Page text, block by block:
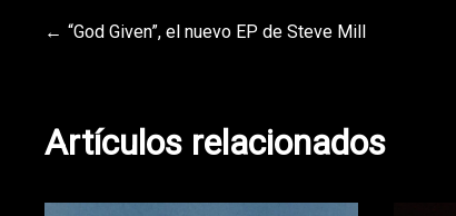
Navegación
entradas
“God Given”, el nuevo EP de Steve Mill
Artículos relacionados